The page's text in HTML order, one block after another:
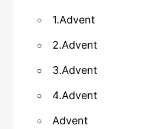
1.Advent
2.Advent
3.Advent
4.Advent
Advent